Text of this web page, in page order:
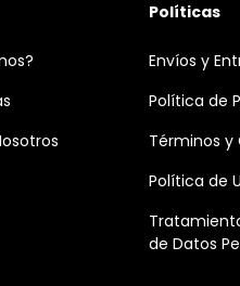
Políticas
Envíos y
Política de
Términos y
Política de
de Datos